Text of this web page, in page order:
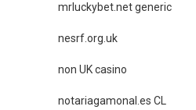
mrluckybet.net generic
nesrf.org.uk
non UK casino
notariagamonal.es CL